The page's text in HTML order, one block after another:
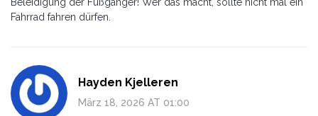
Fahrrad fahren dürfen.
Hayden Kjelleren
März 18, 2026 AT 01:00